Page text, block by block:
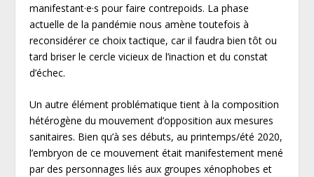
manifestant·e·s pour faire contrepoids. La phase
actuelle de la pandémie nous amène toutefois à
reconsidérer ce choix tactique, car il faudra bien tôt ou
tard briser le cercle vicieux de l’inaction et du constat
d’échec.
Un autre élément problématique tient à la composition
hétérogène du mouvement d’opposition aux mesures
sanitaires. Bien qu’à ses débuts, au printemps/été 2020,
l’embryon de ce mouvement était manifestement mené
par des personnages liés aux groupes xénophobes et